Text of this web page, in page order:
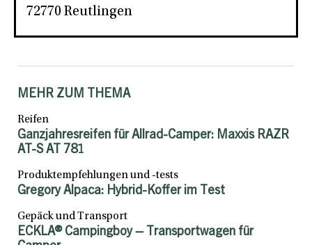
72770 Reutlingen
MEHR ZUM THEMA
Reifen
Ganzjahresreifen für Allrad-Camper: Maxxis RAZR
AT-S AT 781
Produktempfehlungen und -tests
Gregory Alpaca: Hybrid-Koffer im Test
Gepäck und Transport
ECKLA® Campingboy – Transportwagen für